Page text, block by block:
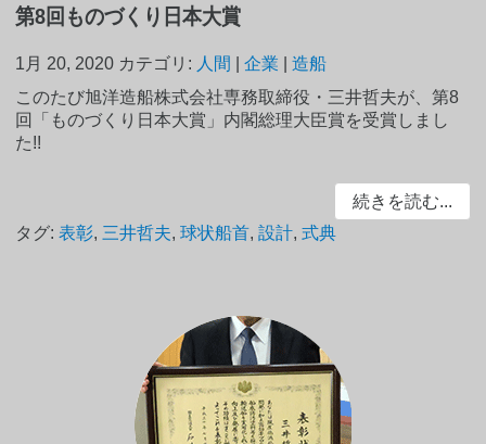
第8回ものづくり日本大賞
1月 20, 2020 カテゴリ: 人間 |企業 |造船
このたび旭洋造船株式会社専務取締役・三井哲夫が、第8
回「ものづくり日本大賞」内閣総理大臣賞を受賞しまし
た!!
続きを読む...
タグ:表彰, 三井哲夫,球状船首,設計,式典